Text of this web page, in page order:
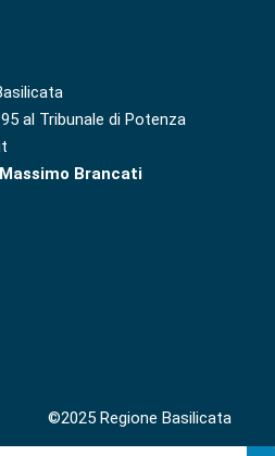
al Tribunale di Potenza
Massimo Brancati
©2025 Regione Basilicata